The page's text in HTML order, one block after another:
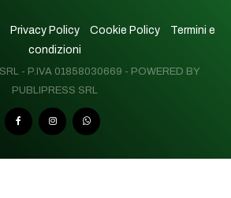
Privacy Policy Cookie Policy
Termini e
condizioni
- P.IVA 01858030669 - POWERED BY
PUBLIPRESS SRL